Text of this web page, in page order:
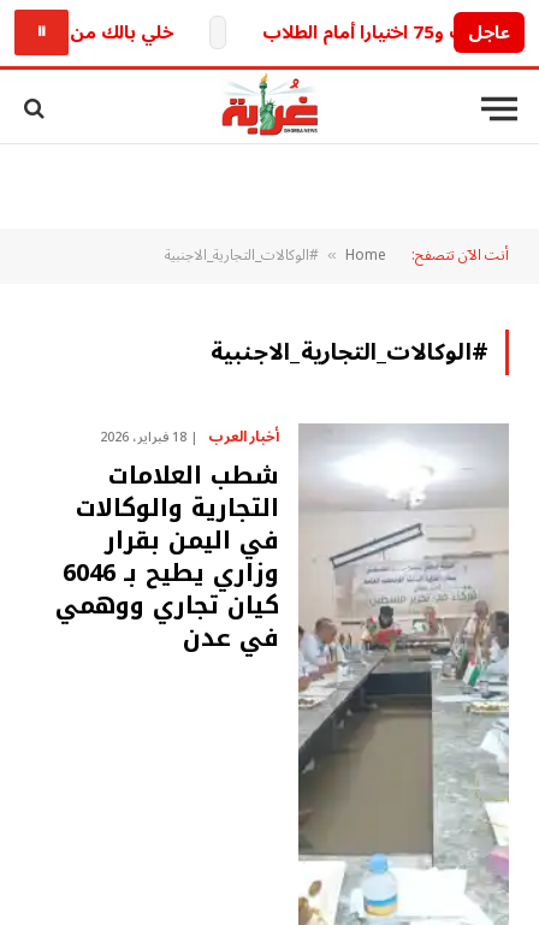
عاجل خلي بالك من خطك..⏸
أنت الآن تتصفح: Home
» #الوكالات_التجارية_الاجنبية
#الوكالات_التجارية_الاجنبية
أخبار العرب 18 فبراير، 2026
شطب العلامات
التجارية والوكالات
في اليمن بقرار
وزاري يطيح بـ 6046
كيان تجاري ووهمي
في عدن